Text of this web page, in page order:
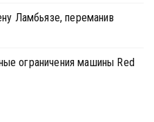
Ламбьязе, переманив
ограничения машины Red